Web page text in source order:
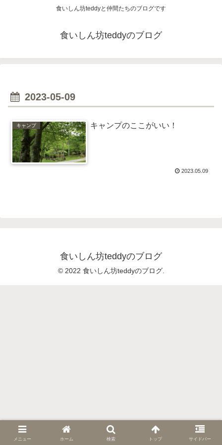
食いしん坊teddyと仲間たちのブログです
食いしん坊teddyのブログ
2023-05-09
キャンプ キャンプのここがいい！
2023.05.09
食いしん坊teddyのブログ
© 2022 食いしん坊teddyのブログ.
メニュー ホーム 検索 トップ サイドバー